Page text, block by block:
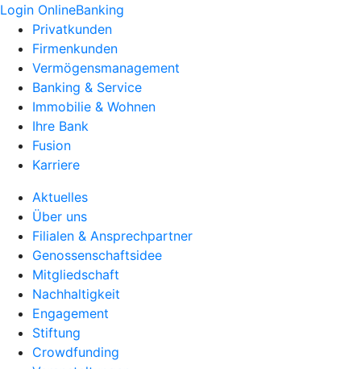
Login OnlineBanking
Privatkunden
Firmenkunden
Vermögensmanagement
Banking & Service
Immobilie & Wohnen
Ihre Bank
Fusion
Karriere
Aktuelles
Über uns
Filialen & Ansprechpartner
Genossenschaftsidee
Mitgliedschaft
Nachhaltigkeit
Engagement
Stiftung
Crowdfunding